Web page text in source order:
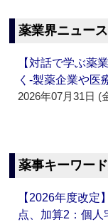
薬業界ニュー
【対話で学ぶ薬
く‐製薬企業や
2026年07月31日 (
薬事キーワー
【2026年度改
点、加算2：個